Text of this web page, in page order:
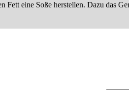
Fett eine Soße herstellen. Dazu das